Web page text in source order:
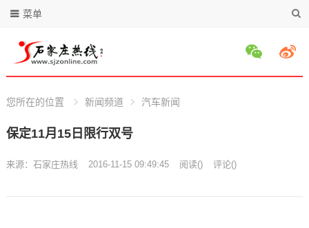
菜单
您所在的位置 新闻频道 汽车新闻
保定11月15日限行双号
来源： 石家庄热线 2016-11-15 09:49:45 阅读() 评论()